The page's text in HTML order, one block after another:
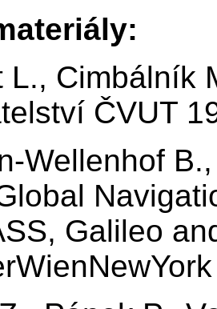
L., Cimbálník
ČVUT
Wellenhof
Galileo